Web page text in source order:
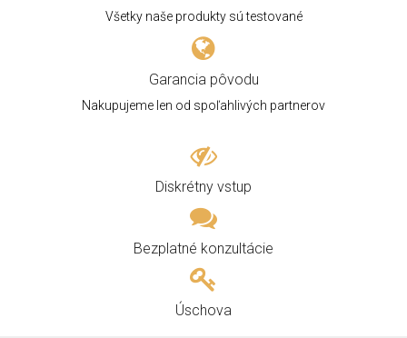
Všetky naše produkty sú testované
Garancia pôvodu
Nakupujeme len od spoľahlivých partnerov
Diskrétny vstup
Bezplatné konzultácie
Úschova